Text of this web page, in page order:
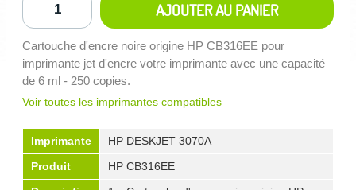
AJOUTER AU PANIER
Cartouche d'encre noire origine HP CB316EE pour
imprimante jet d'encre votre imprimante avec une capacité
de 6 ml - 250 copies.
Voir toutes les imprimantes compatibles
Imprimante
HP DESKJET 3070A
Produit
HP CB316EE